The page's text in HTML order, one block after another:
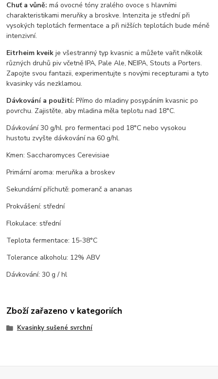
Chuť a vůně:má ovocné tóny zralého ovoce s hlavními
charakteristikami meruňky a broskve. Intenzita je střední při
vysokých teplotách fermentace a při nižších teplotách bude méně
intenzivní.
Eitrheim kveik je všestranný typ kvasnic a můžete vařit několik
různých druhů piv včetně IPA, Pale Ale, NEIPA, Stouts a Porters.
Zapojte svou fantazii, experimentujte s novými recepturami a tyto
kvasinky vás nezklamou.
Dávkování a použití: Přímo do mladiny posypáním kvasnic po
povrchu. Zajistěte, aby mladina měla teplotu nad 18°C.
Dávkování 30 g/hl. pro fermentaci pod 18°C ​​nebo vysokou
hustotu zvyšte dávkování na 60 g/hl.
Kmen: Saccharomyces Cerevisiae
Primární aroma: meruňka a broskev
Sekundární příchutě: pomeranč a ananas
Prokvášení: střední
Flokulace: střední
Teplota fermentace: 15-38°C
Tolerance alkoholu: 12% ABV
Dávkování: 30 g / hl
Zboží zařazeno v kategoriích
Kvasinky sušené svrchní